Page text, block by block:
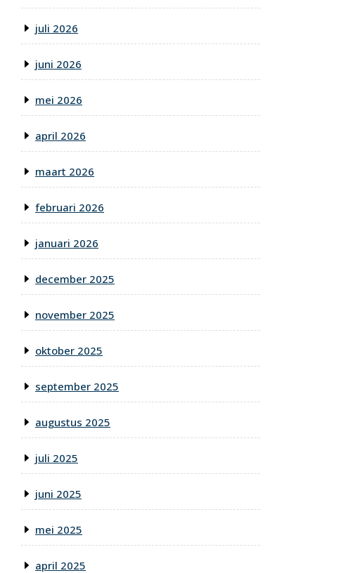
juli 2026
juni 2026
mei 2026
april 2026
maart 2026
februari 2026
januari 2026
december 2025
november 2025
oktober 2025
september 2025
augustus 2025
juli 2025
juni 2025
mei 2025
april 2025